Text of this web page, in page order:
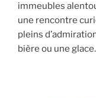
immeubles
une rencontre
pleins
bière ou une glace.